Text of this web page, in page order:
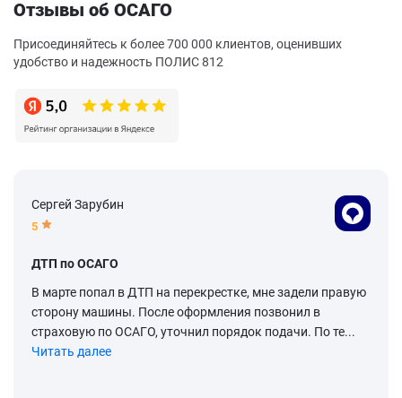
Отзывы об ОСАГО
Присоединяйтесь к более 700 000 клиентов, оценивших
удобство и надежность ПОЛИС 812
Сергей Зарубин
5
ДТП по ОСАГО
В марте попал в ДТП на перекрестке, мне задели правую
сторону машины. После оформления позвонил в
страховую по ОСАГО, уточнил порядок подачи. По те...
Читать далее